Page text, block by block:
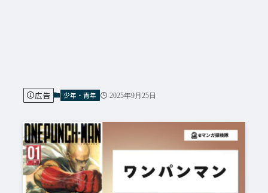
広告 少年・青年 2025年9月25日